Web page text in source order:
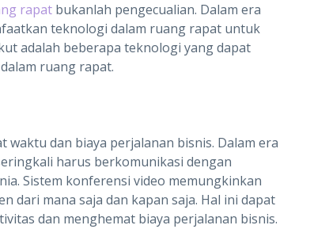
rapat bukanlah pengecualian. Dalam era
teknologi dalam ruang rapat untuk
adalah beberapa teknologi yang dapat
ruang rapat.
dan biaya perjalanan bisnis. Dalam era
harus berkomunikasi dengan
Sistem konferensi video memungkinkan
dari mana saja dan kapan saja. Hal ini dapat
dan menghemat biaya perjalanan bisnis.